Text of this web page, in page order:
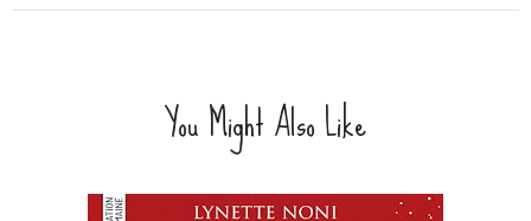
You Might Also Like